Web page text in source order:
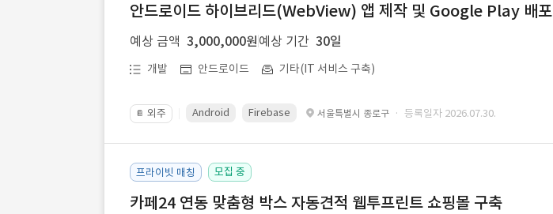
안드로이드 하이브리드(WebView) 앱 제작 및 Google Play 배포
예상 금액 3,000,000원 예상 기간 30일
개발 안드로이드 기타(IT 서비스 구축)
📔 외주 Android Firebase 서울특별시 종로구 · 등록일자 2026.07.30.
프라이빗 매칭 모집 중
카페24 연동 맞춤형 박스 자동견적 웹투프린트 쇼핑몰 구축